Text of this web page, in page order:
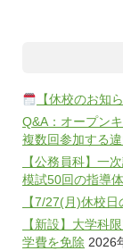
【休校のお知ら
Q&A：オープン
複数回参加する
【公務員科】一
模試50回の指導
【7/27(月)休校日
【新設】大学科
学費を免除 2026